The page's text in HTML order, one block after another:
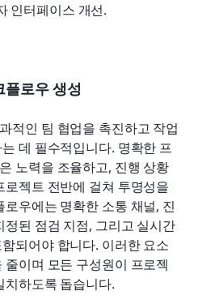
인터페이스 개선.
로우 생성
적인 팀 협업을 촉진하고 작업
데 필수적입니다. 명확한 프
노력을 조율하고, 진행 상황
젝트 전반에 걸쳐 투명성을
우에는 명확한 소통 채널, 진
된 점검 지점, 그리고 실시간
되어야 합니다. 이러한 요소
이며 모든 구성원이 프로젝
치하도록 돕습니다.